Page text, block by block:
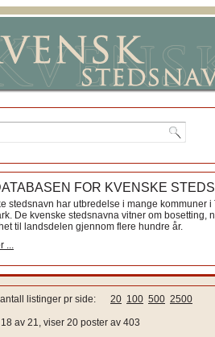
FOR KVENSKE
stedsnavn har utbredelse i mange kommuner i
De kvenske stedsnavna vitner om bosetting,
til landsdelen gjennom flere hundre år.
...
antall listinger pr side: 20 100 500 2500
av 21, viser 20 poster av 403